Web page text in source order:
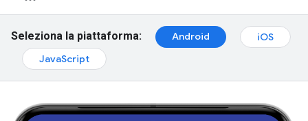
Seleziona la piattaforma: Android
iOS
JavaScript